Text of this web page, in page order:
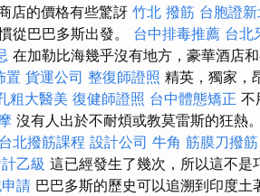
店的價格有些驚訝 竹北 撥筋 台胞證
從巴巴多斯出發。 台中排毒推薦 台北
在加勒比海幾乎沒有地方，豪華酒店
置 貨運公司 整復師證照 精英，獨家，
粗大醫美 復健師證照 台中體態矯正 不
沒有人出於不耐煩或教莫雷斯的狂熱。
台北撥筋課程 設計公司 牛角 筋膜刀撥筋
乙級 這已經發生了幾次，所以這不是
請 巴巴多斯的歷史可以追溯到印度土